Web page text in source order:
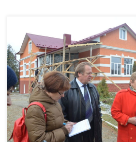
Реформа децентралізації влади – одна з
Україні *Протягом останнього року
проїжджати містом Долина на
наших чернівецьких доріг «злітні
райцентру із 21-тисячним населенням
забирають мову. Володимир ГАРАЗД,
голова, в розмові зауважив: «Із